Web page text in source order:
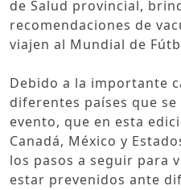
de Salud provincial,
recomendaciones de
viajen al Mundial de
Debido a la importante
diferentes países que se
evento, que en esta
Canadá, México y
los pasos a seguir para
estar prevenidos ante